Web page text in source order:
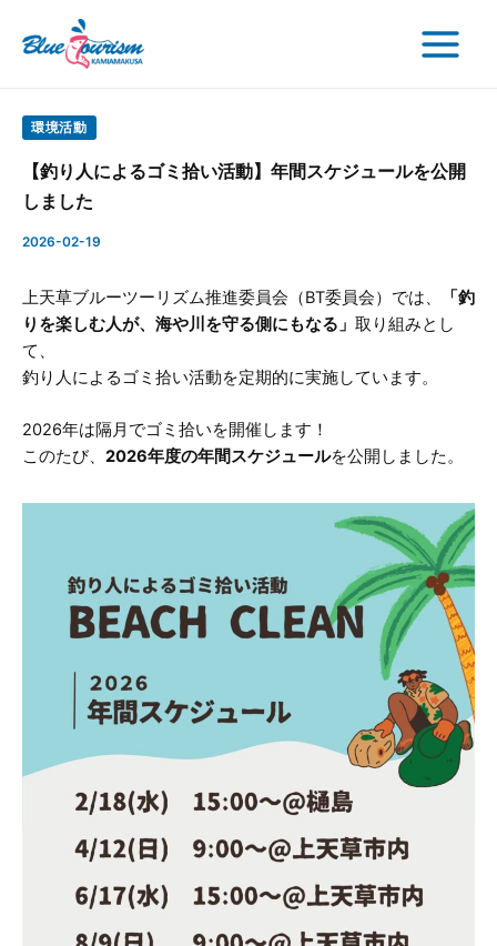
Menu
環境活動
【釣り人によるゴミ拾い活動】年間スケジュールを公開
しました
2026-02-19
上天草ブルーツーリズム推進委員会（BT委員会）では、
「釣
りを楽しむ人が、海や川を守る側にもなる」 取り組みとし
て、
釣り人によるゴミ拾い活動を定期的に実施しています。
2026年は隔月でゴミ拾いを開催します！
このたび、 2026年度の年間スケジュールを公開しました。
navigation
索